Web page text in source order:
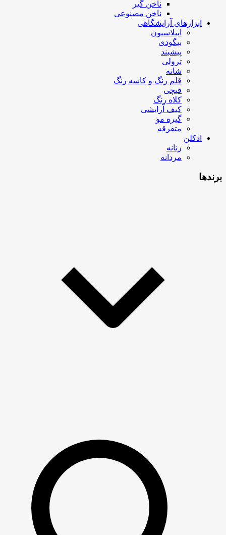
ناخن گیر
ناخن مصنوعی
ابزارهای آرایشگاهی
اپیلاسیون
بیگودی
پیشبند
ترولی
شانه
قلم رنگ و کاسه رنگ
قیچی
کلاه رنگ
کیف آرایشی
گیره مو
متفرقه
ادکلن
زنانه
مردانه
برندها